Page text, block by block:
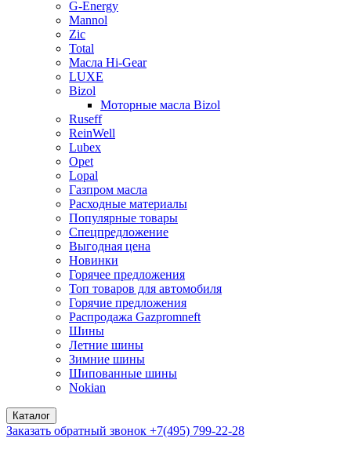
G-Energy
Mannol
Zic
Total
Масла Hi-Gear
LUXE
Bizol
Моторные масла Bizol
Ruseff
ReinWell
Lubex
Opet
Lopal
Газпром масла
Расходные материалы
Популярные товары
Спецпредложение
Выгодная цена
Новинки
Горячее предложения
Топ товаров для автомобиля
Горячие предложения
Распродажа Gazpromneft
Шины
Летние шины
Зимние шины
Шипованные шины
Nokian
Каталог
Заказать обратный звонок +7(495) 799-22-28